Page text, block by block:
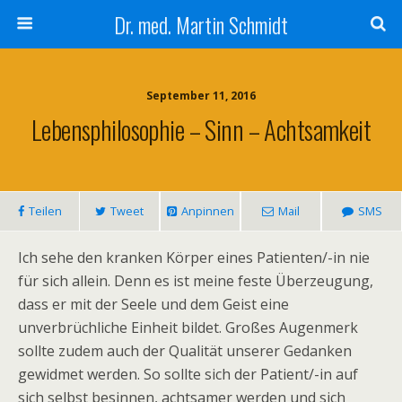
Dr. med. Martin Schmidt
September 11, 2016
Lebensphilosophie – Sinn – Achtsamkeit
Teilen Tweet Anpinnen Mail SMS
Ich sehe den kranken Körper eines Patienten/-in nie
für sich allein. Denn es ist meine feste Überzeugung,
dass er mit der Seele und dem Geist eine
unverbrüchliche Einheit bildet. Großes Augenmerk
sollte zudem auch der Qualität unserer Gedanken
gewidmet werden. So sollte sich der Patient/-in auf
sich selbst besinnen, achtsamer werden und sich